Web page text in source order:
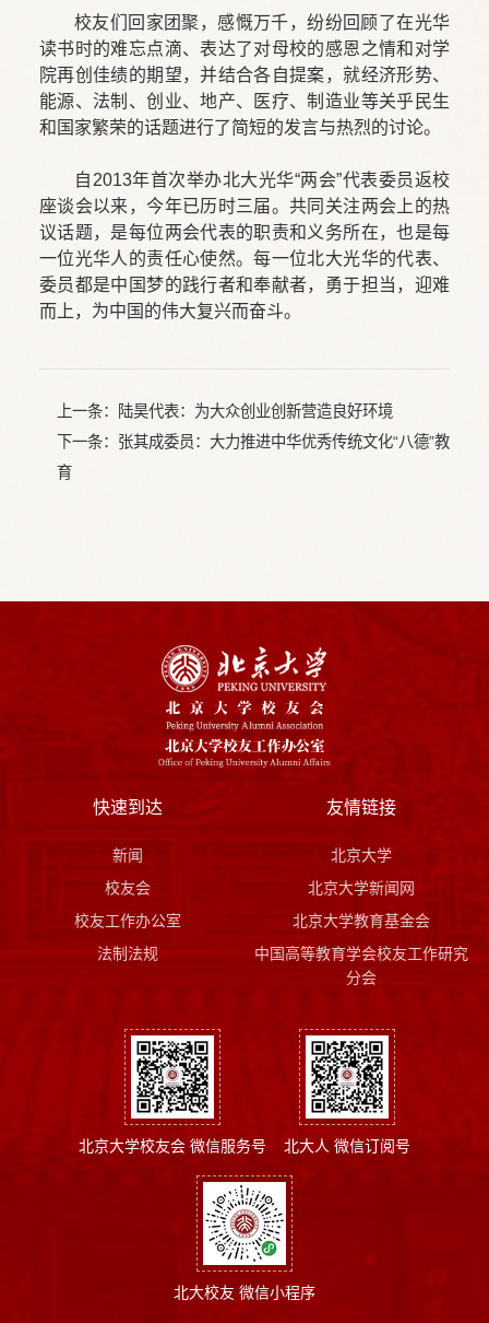
校友们回家团聚，感慨万千，纷纷回顾了在光华
读书时的难忘点滴、表达了对母校的感恩之情和对学
院再创佳绩的期望，并结合各自提案，就经济形势、
能源、法制、创业、地产、医疗、制造业等关乎民生
和国家繁荣的话题进行了简短的发言与热烈的讨论。
自2013年首次举办北大光华“两会”代表委员返校
座谈会以来，今年已历时三届。共同关注两会上的热
议话题，是每位两会代表的职责和义务所在，也是每
一位光华人的责任心使然。每一位北大光华的代表、
委员都是中国梦的践行者和奉献者，勇于担当，迎难
而上，为中国的伟大复兴而奋斗。
上一条：
陆昊代表：为大众创业创新营造良好环境
下一条： 张其成委员：大力推进中华优秀传统文化“八德”教
育
快速到达
新闻
校友会
校友工作办公室
法制法规
友情链接
北京大学
北京大学新闻网
北京大学教育基金会
中国高等教育学会校友工作研究
分会
北京大学校友会 微信服务号 北大人 微信订阅号
北大校友 微信小程序